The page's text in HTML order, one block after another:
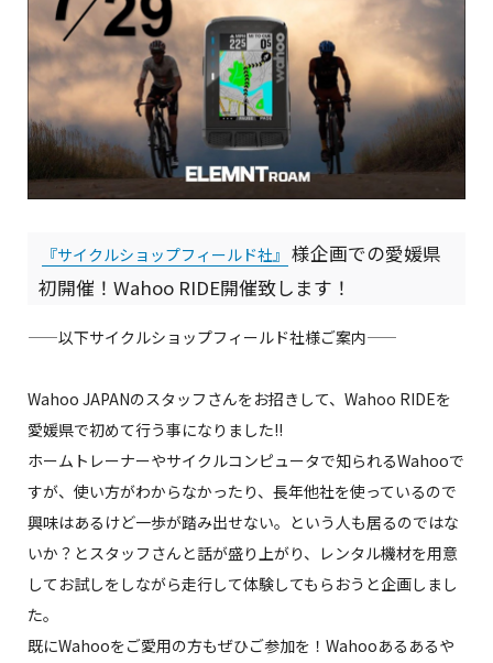
『サイクルショップフィールド社』 様企画での愛媛県
初開催！Wahoo RIDE開催致します！
——以下サイクルショップフィールド社様ご案内——
Wahoo JAPANのスタッフさんをお招きして、Wahoo RIDEを
愛媛県で初めて行う事になりました!!
ホームトレーナーやサイクルコンピュータで知られるWahooで
すが、使い方がわからなかったり、長年他社を使っているので
興味はあるけど一歩が踏み出せない。という人も居るのではな
いか？とスタッフさんと話が盛り上がり、レンタル機材を用意
してお試しをしながら走行して体験してもらおうと企画しまし
た。
既にWahooをご愛用の方もぜひご参加を！Wahooあるあるや